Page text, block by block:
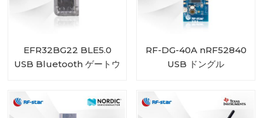
EFR32BG22 BLE5.0
USB Bluetooth ゲートウ
RF-DG-40A nRF52840
USB ドングル